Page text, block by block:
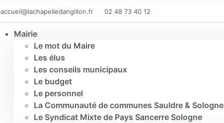
accueil@lachapelledangillon.fr 02 48 73 40 12
Mairie
Le mot du Maire
Les élus
Les conseils municipaux
Le budget
Le personnel
La Communauté de communes Sauldre & Sologne
Le Syndicat Mixte de Pays Sancerre Sologne